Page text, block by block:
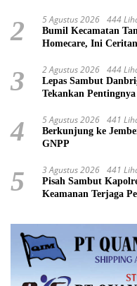
2 5 Agustus 2026 444
Bumil Kecamatan
Homecare, Ini
3 2 Agustus 2026 444
Lepas Sambut
Tekankan
4 5 Agustus 2026 441
Berkunjung ke
GNPP
5 3 Agustus 2026 441
Pisah Sambut
Keamanan Terjaga